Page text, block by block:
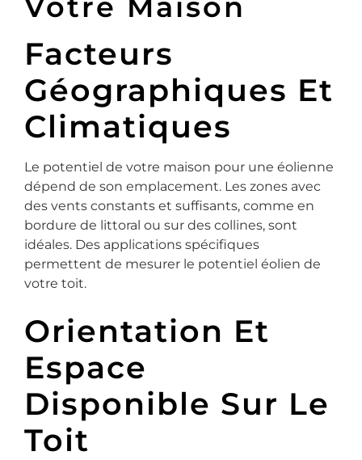
Facteurs
Géographiques Et
Climatiques
Le potentiel de votre maison pour une éolienne
dépend de son emplacement. Les zones avec
des vents constants et suffisants, comme en
bordure de littoral ou sur des collines, sont
idéales. Des applications spécifiques
permettent de mesurer le potentiel éolien de
votre toit.
Orientation Et
Espace
Disponible Sur Le
Toit